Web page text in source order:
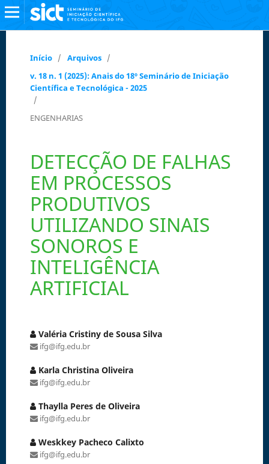
Início / Arquivos /
v. 18 n. 1 (2025): Anais do 18º Seminário de Iniciação
Científica e Tecnológica - 2025
/
ENGENHARIAS
DETECÇÃO DE FALHAS
EM PROCESSOS
PRODUTIVOS
UTILIZANDO SINAIS
SONOROS E
INTELIGÊNCIA
ARTIFICIAL
Valéria Cristiny de Sousa Silva
ifg@ifg.edu.br
Karla Christina Oliveira
ifg@ifg.edu.br
Thaylla Peres de Oliveira
ifg@ifg.edu.br
Weskkey Pacheco Calixto
ifg@ifg.edu.br